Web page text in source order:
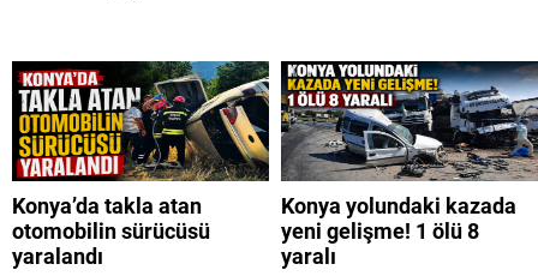
Konya’da takla atan
otomobilin sürücüsü
yaralandı
Konya yolundaki kazada
yeni gelişme! 1 ölü 8
yaralı